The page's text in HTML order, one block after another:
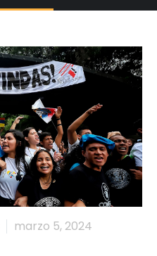
marzo 5, 2024